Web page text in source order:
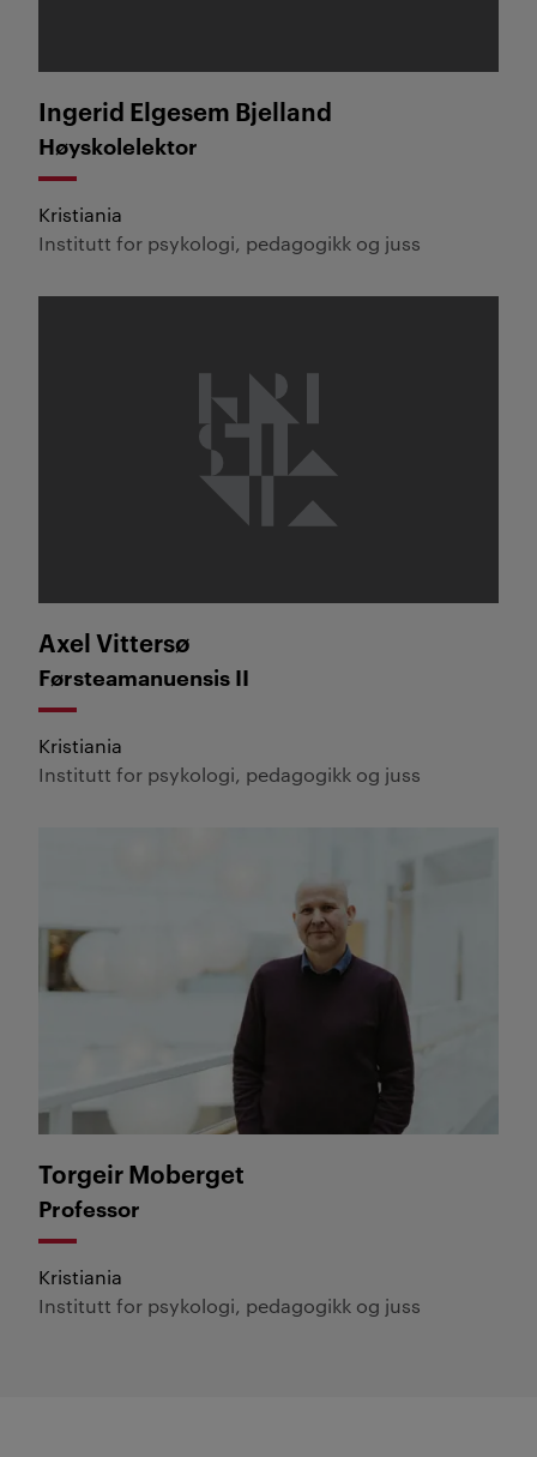
Ingerid Elgesem Bjelland
Høyskolelektor
Kristiania
Institutt for psykologi, pedagogikk og juss
Axel Vittersø
Førsteamanuensis II
Kristiania
Institutt for psykologi, pedagogikk og juss
Torgeir Moberget
Professor
Kristiania
Institutt for psykologi, pedagogikk og juss